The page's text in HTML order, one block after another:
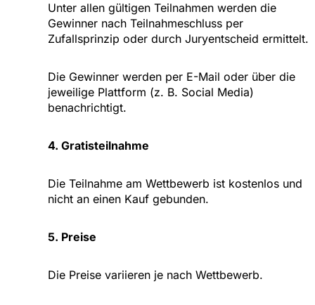
Unter allen gültigen Teilnahmen werden die
Gewinner nach Teilnahmeschluss per
Zufallsprinzip oder durch Juryentscheid ermittelt.
Die Gewinner werden per E-Mail oder über die
jeweilige Plattform (z. B. Social Media)
benachrichtigt.
4. Gratisteilnahme
Die Teilnahme am Wettbewerb ist kostenlos und
nicht an einen Kauf gebunden.
5. Preise
Die Preise variieren je nach Wettbewerb.